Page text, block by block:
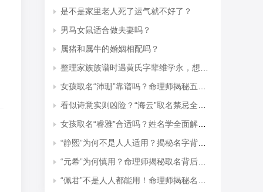
是不是家里老人死了运气就不好了？
男马女鼠适合做夫妻吗？
属猪和属牛的婚姻相配吗？
整理家族族谱时遇黄氏字辈维学永，想知道后续接续的是什么字辈？
女孩取名“沛珊”靠谱吗？命理师揭秘五行隐患与适配命格
看似诗意实则凶险？“海云”取名禁忌全解析
女孩取名“睿雅”合适吗？姓名学全面解读吉凶与禁忌
“静熙”为何不是人人适用？揭秘名字背后的五行失衡与命理隐患
“元希”为何慎用？命理师揭秘取名背后的五行忌讳
“佩君”不是人人都能用！命理师揭秘名字背后的五行杀局与取名禁忌